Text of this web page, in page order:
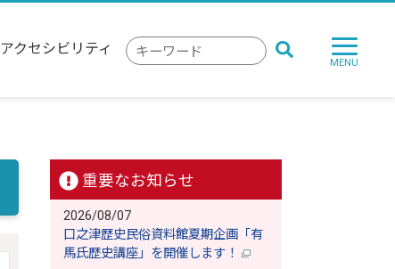
アクセシビリティ
検
索
ド
重要なお知らせ
2026/08/07
口之津歴史民俗資料館夏期企画「有
馬氏歴史講座」を開催します！